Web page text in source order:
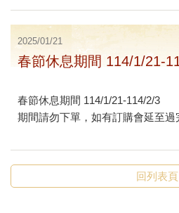
2025/01/21
春節休息期間 114/1/21-
春節休息期間 114/1/21-114/2/3
期間請勿下單，如有訂購會延至過
回列表頁